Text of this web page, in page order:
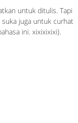
untuk ditulis. Tapi
juga untuk curhat
ini. xixixixixi).